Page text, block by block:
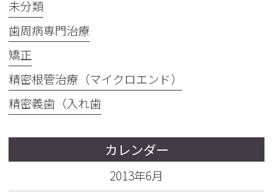
未分類
歯周病専門治療
矯正
精密根管治療（マイクロエンド）
精密義歯（入れ歯
カレンダー
2013年6月